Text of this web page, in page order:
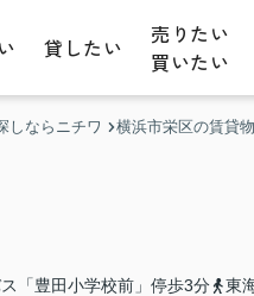
貸したい
売りたい
買いたい
しならニチワ 横浜市栄区の賃貸
「豊田小学校前」停歩3分
東